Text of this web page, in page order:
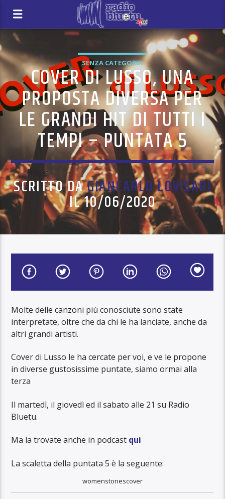
SENZA CATEGORIA
COVER DI LUSSO, UNA
PROPOSTA DIVERSA PER
LE GRANDI HIT DI TUTTI I
TEMPI – PUNTATA 5
SCRITTO DAGIANCARLO LOVISARI
IL 10/06/2020
Molte delle canzoni più conosciute sono state
interpretate, oltre che da chi le ha lanciate, anche da
altri grandi artisti.
Cover di Lusso le ha cercate per voi, e ve le propone
in diverse gustosissime puntate, siamo ormai alla
terza
Il martedì, il giovedì ed il sabato alle 21 su Radio
Bluetu.
Ma la trovate anche in podcast qui
La scaletta della puntata 5 è la seguente:
womenstonescover